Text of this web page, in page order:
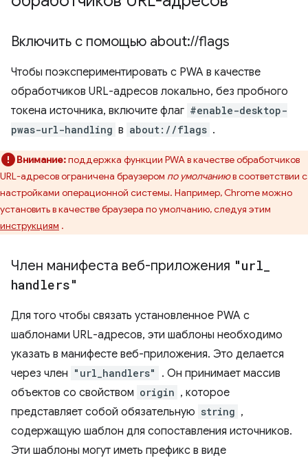
Включить с помощью about://flags
Чтобы поэкспериментировать с PWA в качестве
обработчиков URL-адресов локально, без пробного
токена источника, включите флаг #enable-desktop-
pwas-url-handling в about://flags .
Внимание:поддержка функции PWA в качестве обработчиков
URL-адресов ограничена браузером по умолчаниюв соответствии с
настройками операционной системы. Например, Chrome можно
установить в качестве браузера по умолчанию, следуя этим
инструкциям .
Член манифеста веб-приложения "url
handlers"
Для того чтобы связать установленное PWA с
шаблонами URL-адресов, эти шаблоны необходимо
указать в манифесте веб-приложения. Это делается
через член "url_handlers"
. Он принимает массив
объектов со свойством origin , которое
представляет собой обязательную string ,
содержащую шаблон для сопоставления источников.
Эти шаблоны могут иметь префикс в виде